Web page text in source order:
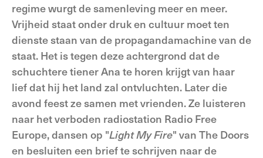
regime wurgt de samenleving meer en meer.
Vrijheid staat onder druk en cultuur moet ten
dienste staan van de propagandamachine van de
staat. Het is tegen deze achtergrond dat de
schuchtere tiener Ana te horen krijgt van haar
lief dat hij het land zal ontvluchten. Later die
avond feest ze samen met vrienden. Ze luisteren
naar het verboden radiostation Radio Free
Europe, dansen op "Light My Fire" van The Doors
en besluiten een brief te schrijven naar de